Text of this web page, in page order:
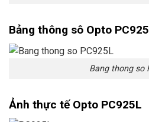
Bảng thông sô Opto
Bang thong so
Ảnh thực tế Opto PC925L